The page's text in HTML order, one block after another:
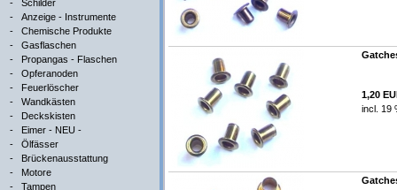
- Schilder
- Anzeige - Instrumente
- Chemische Produkte
- Gasflaschen
- Propangas - Flaschen
- Opferanoden
- Feuerlöscher
- Wandkästen
- Deckskisten
- Eimer - NEU -
- Ölfässer
- Brückenausstattung
- Motore
- Tampen
1,20
incl. 19